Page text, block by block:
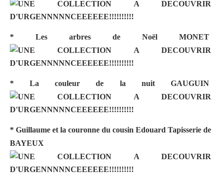
* Les arbres de Noël MONET
* La couleur de la nuit GAUGUIN
* Guillaume et la couronne du cousin Edouard Tapisserie de
BAYEUX